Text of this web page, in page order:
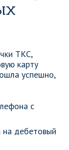
ТКС,
карту
успешно,
с
на дебетовый